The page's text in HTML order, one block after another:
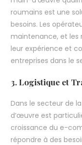
roumains est une
besoins. Les
maintenance, et les
leur expérience et
entreprises dans le
3. Logistique et
Dans le secteur de
d’œuvre est
croissance du e-
répondre à des